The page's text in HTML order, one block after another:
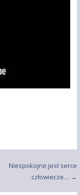
Niespokojne jest serce
człowiecze… →